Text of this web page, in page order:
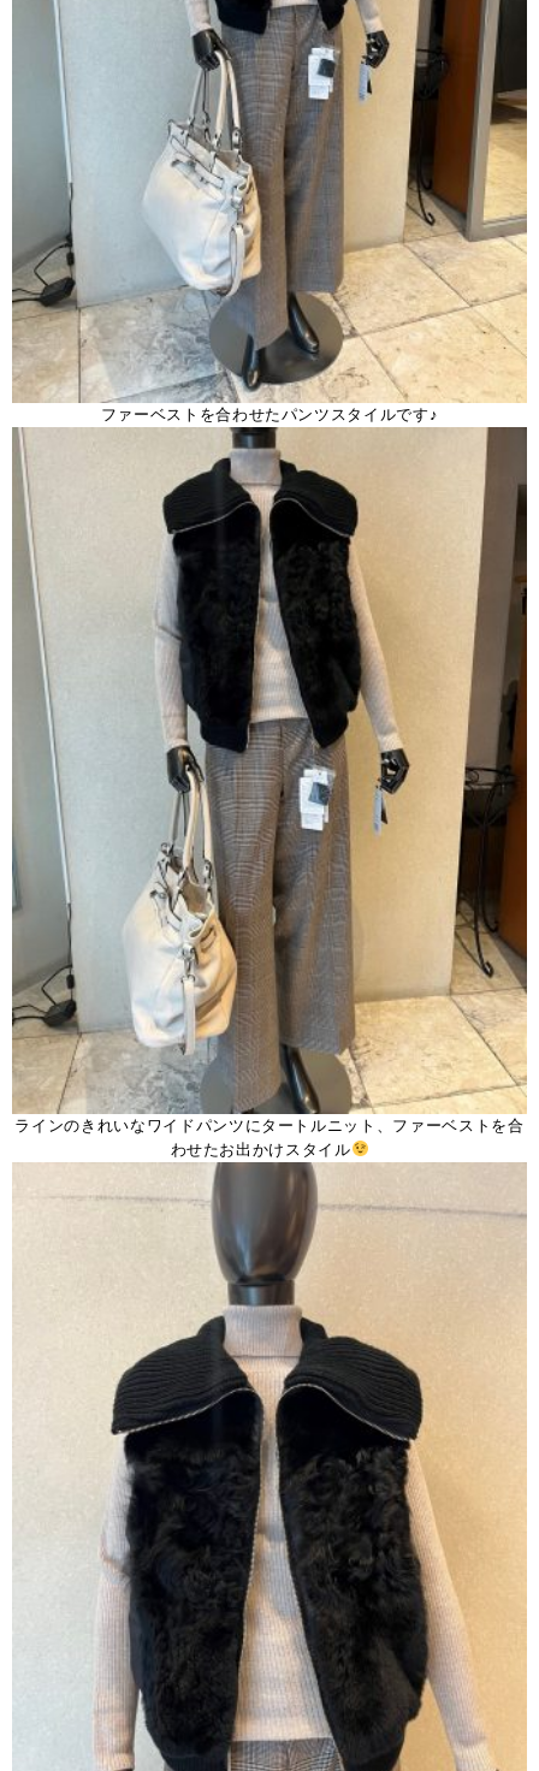
ファーベストを合わせたパンツスタイルです♪
ラインのきれいなワイドパンツにタートルニット、ファーベストを合
わせたお出かけスタイル